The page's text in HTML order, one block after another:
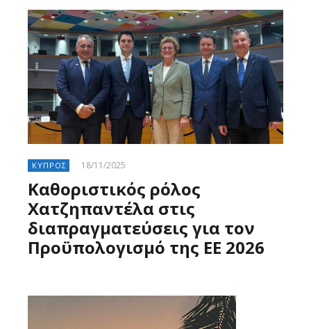
ΚΥΠΡΟΣ 18/11/2025
Καθοριστικός ρόλος
Χατζηπαντέλα στις
διαπραγματεύσεις για τον
Προϋπολογισμό της ΕΕ 2026